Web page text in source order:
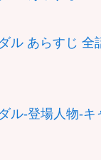
ル あらすじ 全
ル-登場人物-キ